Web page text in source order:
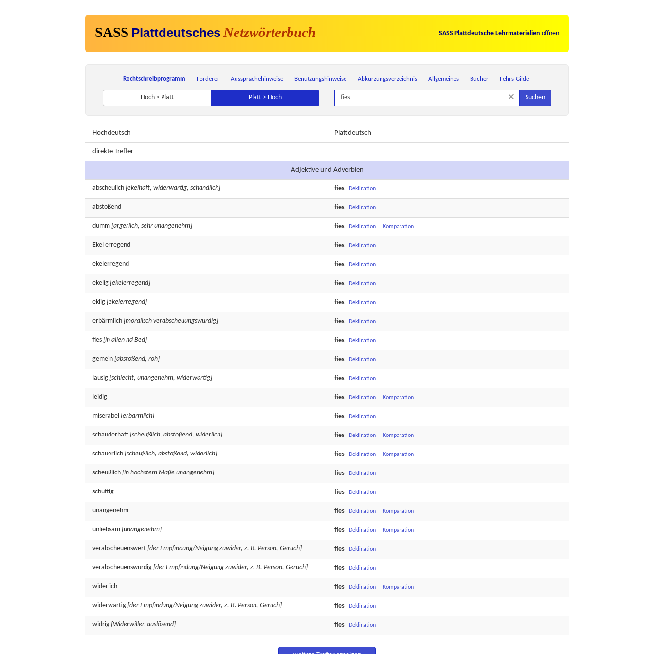
SASS Plattdeutsches Netzwörterbuch SASS Plattdeutsche Lehrmaterialien öffnen
Rechtschreibprogramm Förderer Aussprachehinweise Benutzungshinweise Abkürzungsverzeichnis Allgemeines Bücher Fehrs-Gilde
Hoch > Platt Platt > Hoch × Suchen
Hochdeutsch Plattdeutsch
direkte Treffer
Adjektive und Adverbien
abscheulich [ekelhaft, widerwärtig, schändlich] fies Deklination
abstoßend fies Deklination
dumm [ärgerlich, sehr unangenehm] fies Deklination Komparation
Ekel erregend fies Deklination
ekelerregend fies Deklination
ekelig [ekelerregend] fies Deklination
eklig [ekelerregend] fies Deklination
erbärmlich [moralisch verabscheuungswürdig] fies Deklination
fies [in allen hd Bed] fies Deklination
gemein [abstoßend, roh] fies Deklination
lausig [schlecht, unangenehm, widerwärtig] fies Deklination
leidig fies Deklination Komparation
miserabel [erbärmlich] fies Deklination
schauderhaft [scheußlich, abstoßend, widerlich] fies Deklination Komparation
schauerlich [scheußlich, abstoßend, widerlich] fies Deklination Komparation
scheußlich [in höchstem Maße unangenehm] fies Deklination
schuftig fies Deklination
unangenehm fies Deklination Komparation
unliebsam [unangenehm] fies Deklination Komparation
verabscheuenswert [der Empfindung/Neigung zuwider, z. B. Person, Geruch] fies Deklination
verabscheuenswürdig [der Empfindung/Neigung zuwider, z. B. Person, Geruch] fies Deklination
widerlich fies Deklination Komparation
widerwärtig [der Empfindung/Neigung zuwider, z. B. Person, Geruch] fies Deklination
widrig [Widerwillen auslösend] fies Deklination